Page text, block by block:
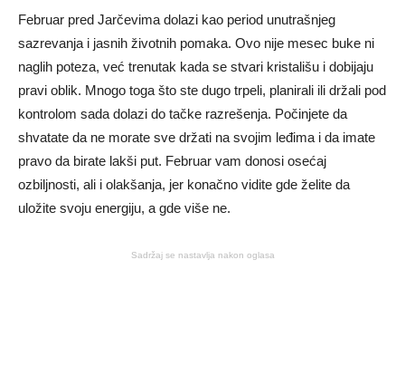
Februar pred Jarčevima dolazi kao period unutrašnjeg
sazrevanja i jasnih životnih pomaka. Ovo nije mesec buke ni
naglih poteza, već trenutak kada se stvari kristališu i dobijaju
pravi oblik. Mnogo toga što ste dugo trpeli, planirali ili držali pod
kontrolom sada dolazi do tačke razrešenja. Počinjete da
shvatate da ne morate sve držati na svojim leđima i da imate
pravo da birate lakši put. Februar vam donosi osećaj
ozbiljnosti, ali i olakšanja, jer konačno vidite gde želite da
uložite svoju energiju, a gde više ne.
Sadržaj se nastavlja nakon oglasa